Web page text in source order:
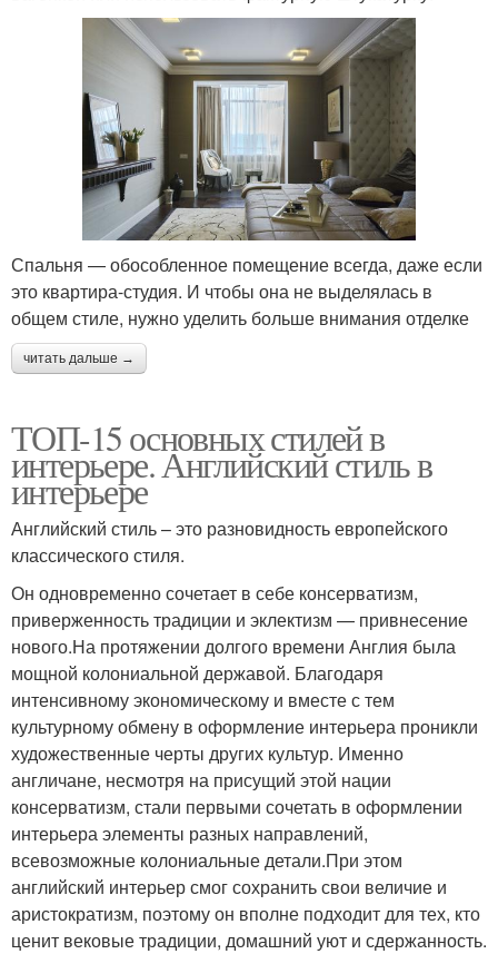
Спальня — обособленное помещение всегда, даже если
это квартира-студия. И чтобы она не выделялась в
общем стиле, нужно уделить больше внимания отделке
читать дальше →
ТОП-15 основных стилей в
интерьере. Английский стиль в
интерьере
Английский стиль – это разновидность европейского
классического стиля.
Он одновременно сочетает в себе консерватизм,
приверженность традиции и эклектизм — привнесение
нового.На протяжении долгого времени Англия была
мощной колониальной державой. Благодаря
интенсивному экономическому и вместе с тем
культурному обмену в оформление интерьера проникли
художественные черты других культур. Именно
англичане, несмотря на присущий этой нации
консерватизм, стали первыми сочетать в оформлении
интерьера элементы разных направлений,
всевозможные колониальные детали.При этом
английский интерьер смог сохранить свои величие и
аристократизм, поэтому он вполне подходит для тех, кто
ценит вековые традиции, домашний уют и сдержанность.